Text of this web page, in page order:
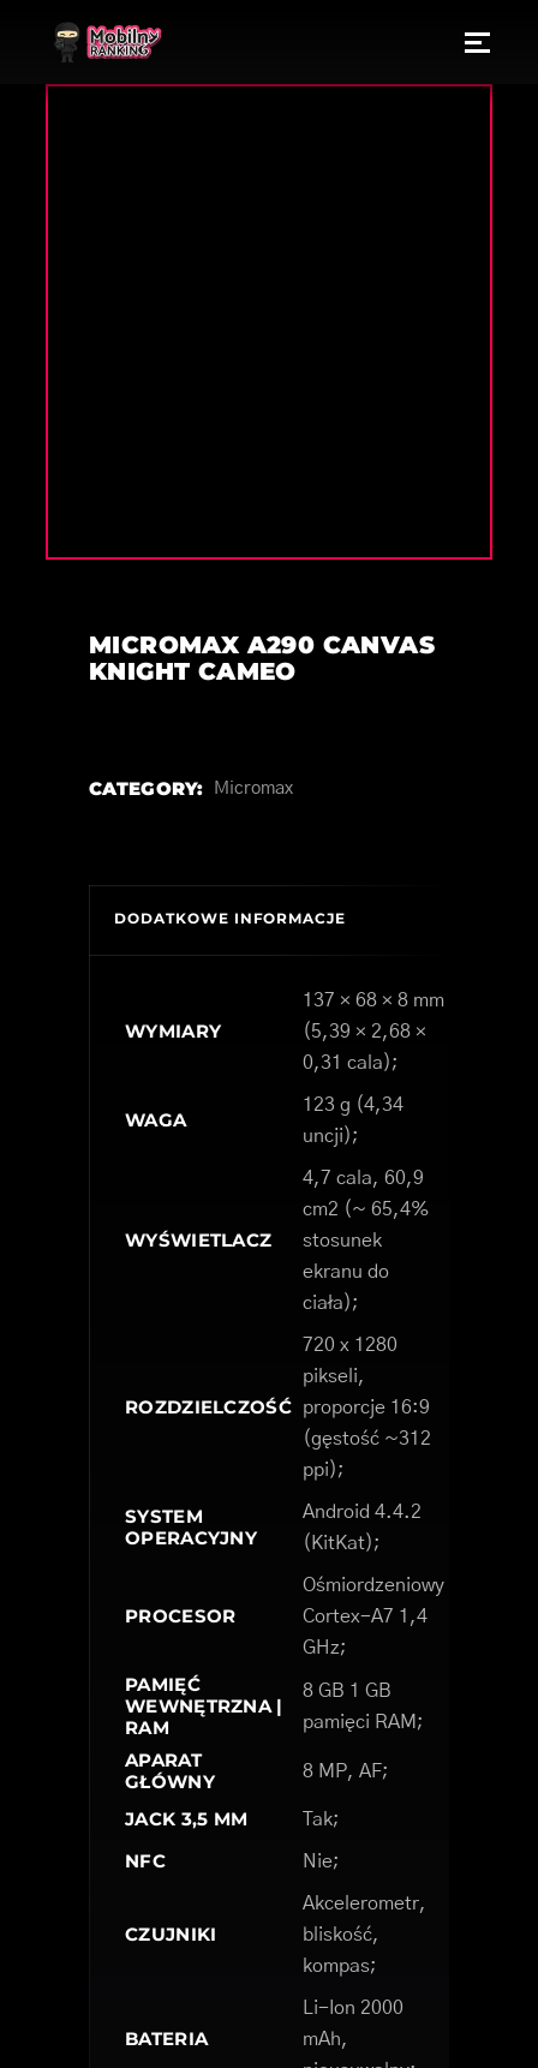
MICROMAX A290 CANVAS
KNIGHT CAMEO
CATEGORY: Micromax
DODATKOWE INFORMACJE
WYMIARY
137 × 68 × 8 mm
(5,39 × 2,68 ×
0,31 cala);
WAGA
123 g (4,34
uncji);
WYŚWIETLACZ
4,7 cala, 60,9
cm2 (~ 65,4%
stosunek
ekranu do
ciała);
ROZDZIELCZOŚĆ
720 x 1280
pikseli,
proporcje 16:9
(gęstość ~312
ppi);
SYSTEM
OPERACYJNY
Android 4.4.2
(KitKat);
PROCESOR
Ośmiordzeniowy
Cortex-A7 1,4
GHz;
PAMIĘĆ
WEWNĘTRZNA |
RAM
8 GB 1 GB
pamięci RAM;
APARAT
GŁÓWNY
8 MP, AF;
JACK 3,5 MM Tak;
NFC Nie;
CZUJNIKI
Akcelerometr,
bliskość,
kompas;
BATERIA
Li-Ion 2000
mAh,